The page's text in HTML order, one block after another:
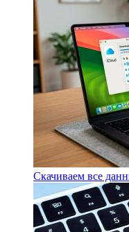
Скачиваем все